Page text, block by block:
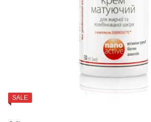
SALE